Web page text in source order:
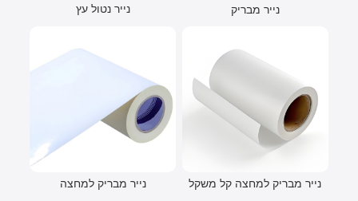
נייר נטול עץ נייר מבריק
נייר מבריק למחצה נייר מבריק למחצה קל משקל